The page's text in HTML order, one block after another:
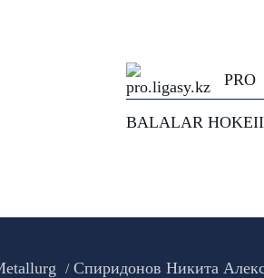
PRO
BALALAR HOKEII
Спиридонов Никита